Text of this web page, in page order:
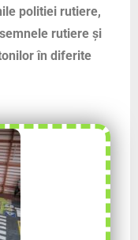
politiei rutiere,
rutiere și
în diferite